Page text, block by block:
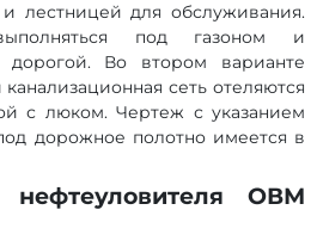
лестницей для обслуживания.
под газоном и
дорогой. Во втором варианте
сеть отеляются
с люком. Чертеж с указанием
дорожное полотно имеется в
нефтеуловителя ОВМ